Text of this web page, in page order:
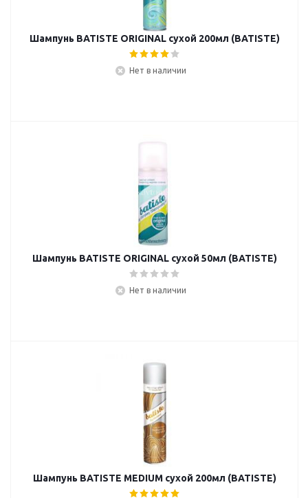
Шампунь BATISTE ORIGINAL сухой 200мл (BATISTE)
Нет в наличии
Шампунь BATISTE ORIGINAL сухой 50мл (BATISTE)
Нет в наличии
Шампунь BATISTE MEDIUM сухой 200мл (BATISTE)